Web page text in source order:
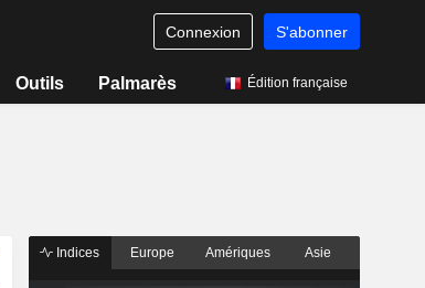
Connexion S'abonner
Outils Palmarès Édition française
Indices Europe Amériques Asie